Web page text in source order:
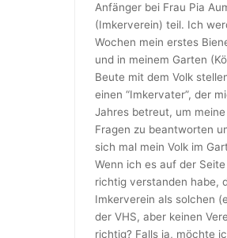
Anfänger bei Frau Pia
(Imkerverein) teil. Ich
Wochen mein erstes
und in meinem Garten
Beute mit dem Volk
einen “Imkervater”, der
Jahres betreut, um
Fragen zu beantworten
sich mal mein Volk im
Wenn ich es auf der
richtig verstanden habe,
Imkerverein als solchen
der VHS, aber keinen
richtig? Falls ja, möchte